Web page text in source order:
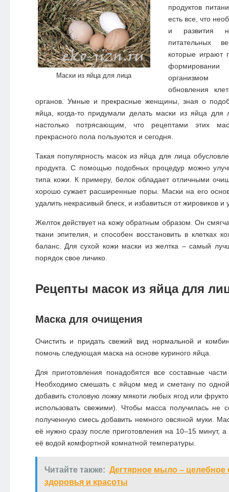
Маски из яйца для лица
продуктов
есть все, что
и развития
питательных
которые играют
формировании
организмом
обновления
органов. Умные и прекрасные женщины, зная о
яйца, когда-то придумали делать маски из яйца для
настолько потрясающим, что рецептами этих
прекрасного пола пользуются и сегодня.
Такая популярность масок из яйца для лица
продукта. С помощью подобных процедур можно
типа кожи. К примеру, белок обладает отличными
хорошо сужает расширенные поры. Маски на его
удалить некрасивый блеск, и избавиться от жировиков и
Желток действует на кожу обратным образом. Он
ткани эпителия, и способен восстановить в клетках
баланс. Для сухой кожи маски из желтка – самый
порядок свое личико.
Рецепты масок из яйца для
Маска для очищения
Очистить и придать свежий вид нормальной и
помочь следующая маска на основе куриного яйца.
Для приготовления понадобятся все составные
Необходимо смешать с яйцом мед и сметану по
добавить столовую ложку мякоти любых ягод или
использовать свежими). Чтобы масса получилась не
полученную смесь добавить немного овсяной муки.
её нужно сразу после приготовления на 10–15 минут,
её водой комфортной комнатной температуры.
Читайте также: Дегтярное мыло – целебное
здоровья и красоты